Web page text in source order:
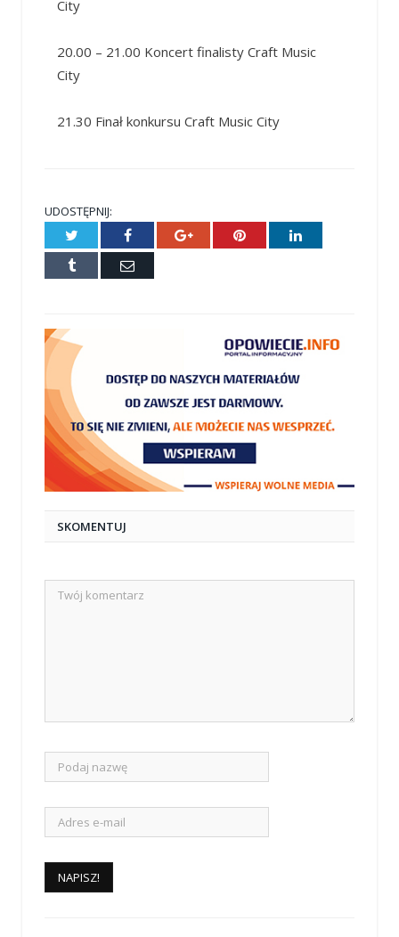
City
20.00 – 21.00 Koncert finalisty Craft Music
City
21.30 Finał konkursu Craft Music City
UDOSTĘPNIJ:
Twitter Facebook Google+ Pinterest LinkedIn
Tumblr
E-
SKOMENTUJ